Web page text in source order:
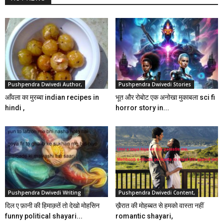
Pushpendra Dwivedi Author,
आँवला का मुरब्बा indian recipes in
hindi ,
Pushpendra Dwivedi Stories
भूत और रोबोट एक अनोखा मुकाबला sci fi
horror story in...
Pushpendra Dwivedi Writing
दिल ए फ़ानी की हिमाक़तें तो देखो मोहसिन
funny political shayari...
Pushpendra Dwivedi Content,
ख़ैरात की मोहब्बत से हमको वास्ता नहीं
romantic shayari,